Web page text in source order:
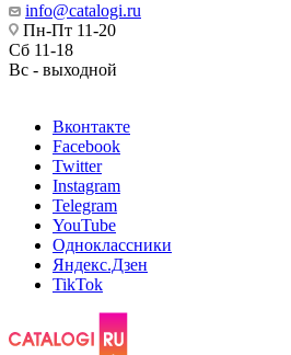
info@catalogi.ru
Пн-Пт 11-20
Сб 11-18
Вс - выходной
Вконтакте
Facebook
Twitter
Instagram
Telegram
YouTube
Одноклассники
Яндекс.Дзен
TikTok